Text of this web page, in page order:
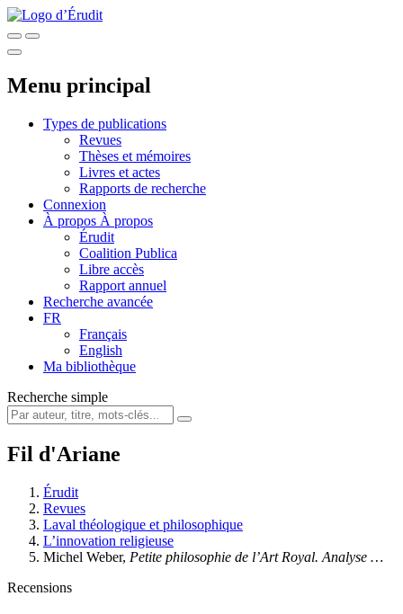
Menu principal
Types de publications
Revues
Thèses et mémoires
Livres et actes
Rapports de recherche
Connexion
À propos À propos
Érudit
Coalition Publica
Libre accès
Rapport annuel
Recherche avancée
FR
Français
English
Ma bibliothèque
Recherche simple
Fil d'Ariane
Érudit
Revues
Laval théologique et philosophique
L’innovation religieuse
Michel Weber, Petite philosophie de l’Art Royal. Analyse …
Recensions